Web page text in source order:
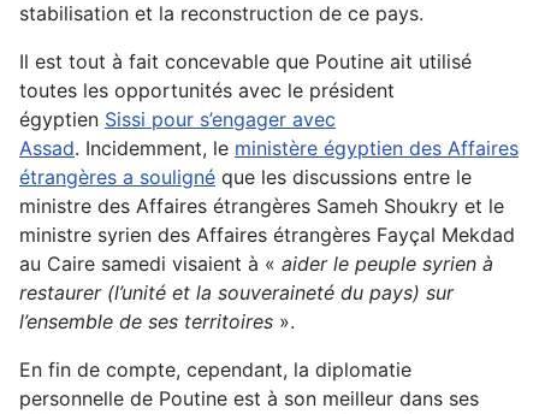
stabilisation et la reconstruction de ce pays.
Il est tout à fait concevable que Poutine ait utilisé
toutes les opportunités avec le président
égyptien Sissi pour s’engager avec
Assad. Incidemment, le ministère égyptien des Affaires
étrangères a souligné que les discussions entre le
ministre des Affaires étrangères Sameh Shoukry et le
ministre syrien des Affaires étrangères Fayçal Mekdad
au Caire samedi visaient à « aider le peuple syrien à
restaurer (l’unité et la souveraineté du pays) sur
l’ensemble de ses territoires ».
En fin de compte, cependant, la diplomatie
personnelle de Poutine est à son meilleur dans ses